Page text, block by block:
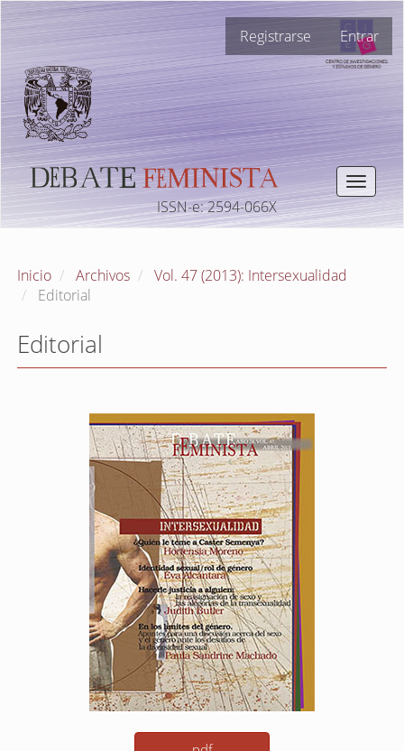
Navegación
principal
Contenido
principal
Barra
lateral
Registrarse Entrar
Toggle
ISSN-e: 2594-066X
Inicio Archivos
Vol. 47 (2013): Intersexualidad
Editorial
Editorial